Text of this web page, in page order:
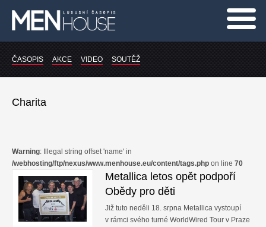
Auto-Moto
Design
Kultura
ČASOPIS AKCE VIDEO SOUTĚŽ
Charita
Warning: Illegal string offset 'name' in
/webhosting/ftp/nexus/www.menhouse.eu/content/tags.php on line 70
Metallica letos opět podpoří
Obědy pro děti
Již tuto neděli 18. srpna Metallica vystoupí
v rámci svého turné WorldWired Tour v Praze